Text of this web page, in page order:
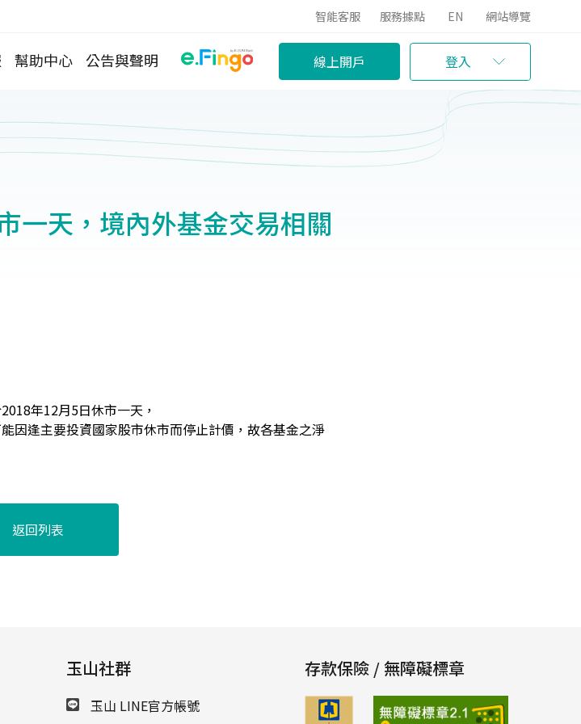
智能客服 服務據點 EN 網站導覽
幫助中心 公告與聲明 線上開戶 登入
一天，境內外基金交易相關
年12月5日休市一天，
因逢主要投資國家股市休市而停止計價，故各基金之淨
返回列表
玉山社群
玉山 LINE官方帳號
存款保險 / 無障礙標章